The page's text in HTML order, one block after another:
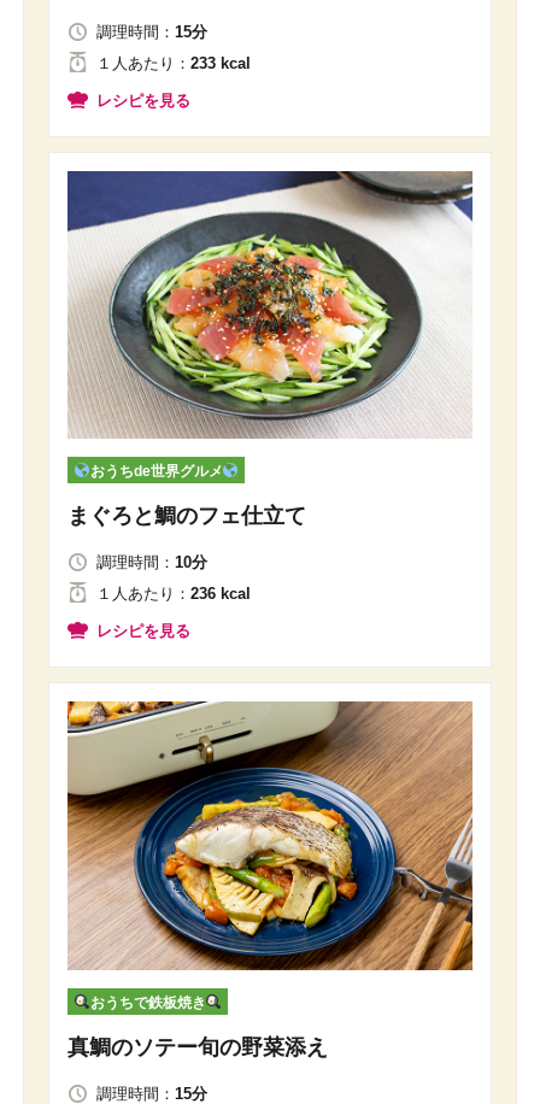
調理時間： 15分
１人 あたり ： 233 kcal
レシピを見る
おうちde世界グルメ
まぐろと鯛のフェ仕立て
調理時間： 10分
１人あたり ： 236 kcal
レシピを見る
おうちで鉄板焼き
真鯛のソテー旬の野菜添え
調理時間： 15分